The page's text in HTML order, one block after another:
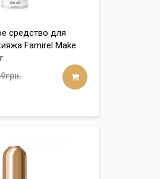
средство для
Famirel Make